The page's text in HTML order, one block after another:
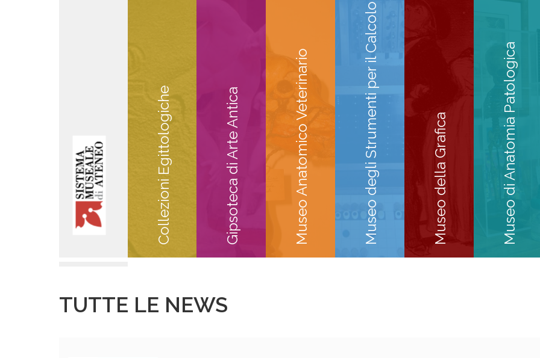
Collezioni Egittologiche Gipsoteca di Arte Antica Museo Anatomico Veterinario Museo degli Strumenti per il Calcolo Museo della Grafica Museo di Anatomia Patologica
TUTTE LE NEWS